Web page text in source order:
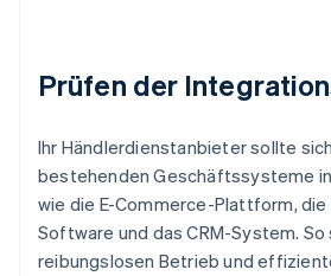
Prüfen der
Ihr Händlerdienstanbieter sollte
bestehenden Geschäftssysteme
wie die E-Commerce-Plattform, die
Software und das CRM-System.
reibungslosen Betrieb und